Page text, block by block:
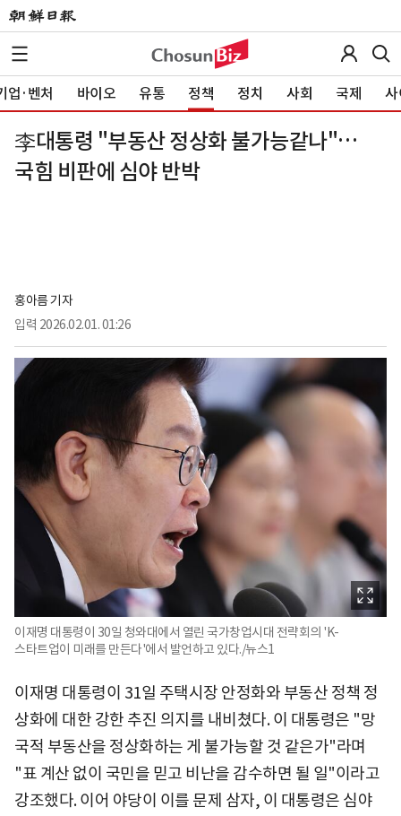
업·벤처 바이오 유통 정책 정치 사회 국제 사
李대통령 "부동산 정상화 불가능같나"…
국힘 비판에 심야 반박
홍아름 기자
입력 2026.02.01. 01:26
이재명 대통령이 30일 청와대에서 열린 국가창업시대 전략회의 'K-
스타트업이 미래를 만든다'에서 발언하고 있다./뉴스1
이재명 대통령이 31일 주택시장 안정화와 부동산 정책 정
상화에 대한 강한 추진 의지를 내비쳤다. 이 대통령은 "망
국적 부동산을 정상화하는 게 불가능할 것 같은가"라며
"표 계산 없이 국민을 믿고 비난을 감수하면 될 일"이라고
강조했다. 이어 야당이 이를 문제 삼자, 이 대통령은 심야